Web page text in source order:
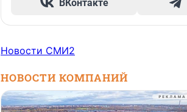
ВКонтакте
Новости СМИ2
НОВОСТИ КОМПАНИЙ